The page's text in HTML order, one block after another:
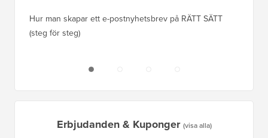
Hur man skapar ett e-postnyhetsbrev på RÄTT SÄTT
(steg för steg)
Erbjudanden & Kuponger (visa alla)